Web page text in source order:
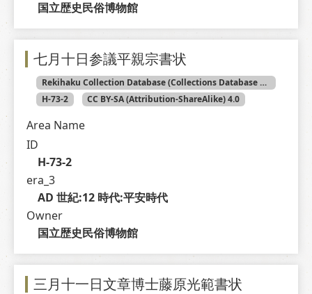
国立歴史民俗博物館
七月十日参議平親宗書状
Rekihaku Collection Database (Collections Database of the National Museum of Japanese History)
H-73-2
CC BY-SA (Attribution-ShareAlike) 4.0
Area Name
ID
H-73-2
era_3
AD 世紀:12 時代:平安時代
Owner
国立歴史民俗博物館
三月十一日文章博士藤原光範書状